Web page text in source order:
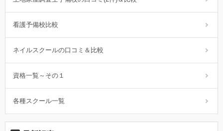
看護予備校比較
ネイルスクールの口コミ＆比較
資格一覧～その１
各種スクール一覧